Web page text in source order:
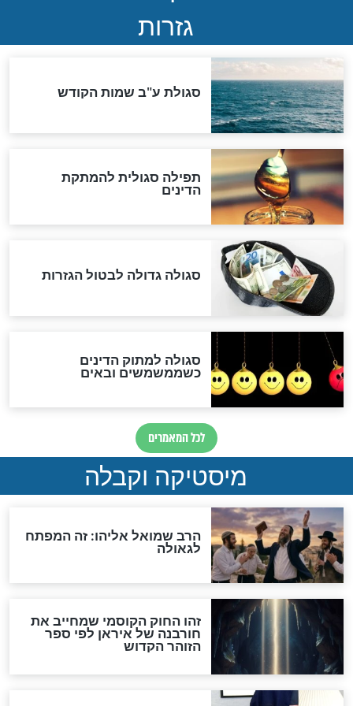
הותר לפרסום: לוחמי מילואים
נהרגו בדרום לבנון
ההסכם החשאי של טראמפ
ואיראן: בלי שקיפות ועם הרבה
סימני שאלה
המסמך האבוד שנחשף
במרתפי מוסקבה: כתב היד
הנדיר של הרשב"ם התגלה
שורדת השואה שחוגגת 100:
"מודה לקב"ה על כל השנים"
לכל המאמרים
אחרית הימים
האם אפשר לחשב את הקץ?